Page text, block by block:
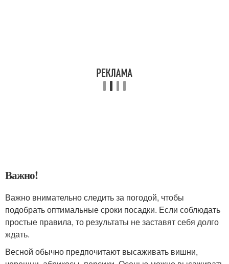
Важно!
Важно внимательно следить за погодой, чтобы
подобрать оптимальные сроки посадки. Если соблюдать
простые правила, то результаты не заставят себя долго
ждать.
Весной обычно предпочитают высаживать вишни,